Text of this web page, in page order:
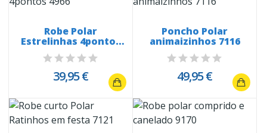
Robe Polar
Estrelinhas 4pontos
4966
39,95 €
Poncho Polar
animaizinhos 7116
49,95 €